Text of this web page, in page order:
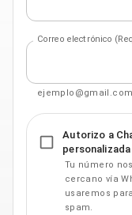
Correo electrónico
ejemplo@gmail.com
Autorizo a
Tu número
cercano vía
usaremos
spam.